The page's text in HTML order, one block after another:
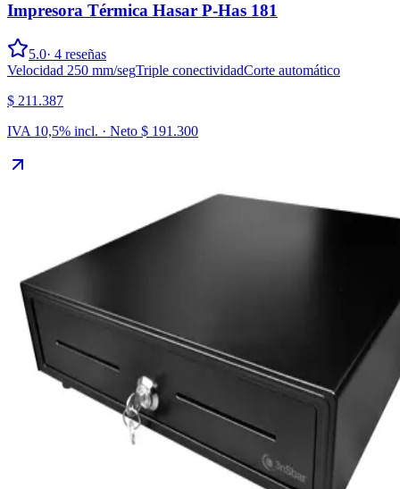
Impresora Térmica Hasar P-Has 181
5.0· 4 reseñas
Velocidad 250 mm/segTriple conectividadCorte automático
$ 211.387
IVA 10,5% incl. · Neto $ 191.300